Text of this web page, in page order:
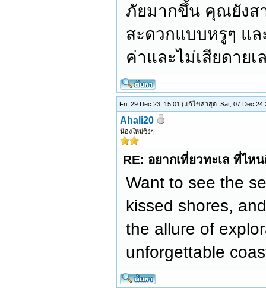
ภัยมากขึ้น คุณยังส
สะดวกแบบหรูๆ แ
ค่าและไม่เสียดายเ
Fri, 29 Dec 23, 15:01(แก้ไขล่าสุด: Sat, 07 Dec 24
Ahali20
น้องใหม่ซิงๆ
RE: อยากเที่ยวทะเล ที่ไห
Want to see the
kissed shores,
the allure of
unforgettable